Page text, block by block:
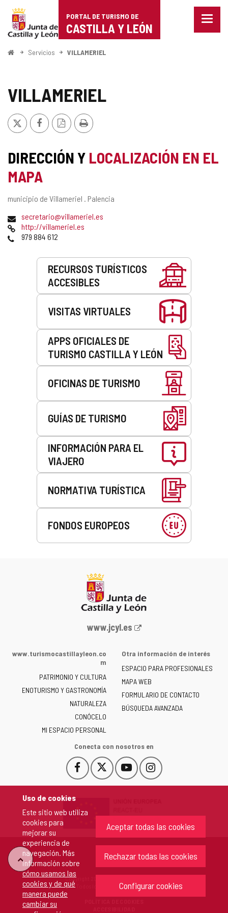
Uso de cookies
Este sitio web utiliza
cookies para
mejorar su
experiencia de
navegación. Más
información sobre
cómo usamos las
cookies y de qué
manera puede
cambiar su
Aceptar todas las cookies
Rechazar todas las cookies
Configurar cookies
Portal
de
Turismo
Castilla
León
PORTAL DE TURISMO DE
CASTILLA Y LEÓN
Menu
InicioServicios VILLAMERIEL
VILLAMERIEL
X FacebookVersión
PDF
Imprimir
DIRECCIÓN Y LOCALIZACIÓN EN EL
MAPA
Dirección
municipio de Villameriel . Palencia
Dirección
de
correo
secretario@villameriel.es
Página
Web
http://villameriel.es
Teléfonos
979 884 612
RECURSOS TURÍSTICOS
ACCESIBLES
VISITAS VIRTUALES
APPS OFICIALES DE
TURISMO CASTILLA Y LEÓN
OFICINAS DE TURISMO
GUÍAS DE TURISMO
INFORMACIÓN PARA EL
VIAJERO
NORMATIVA TURÍSTICA
FONDOS EUROPEOS
Portal
la
de
Castilla
y
León
-
www.jcyl.es
www.turismocastillayleon.co
m
PATRIMONIO Y CULTURA
ENOTURISMO Y GASTRONOMÍA
NATURALEZA
CONÓCELO
MI ESPACIO PERSONAL
Otra información de interés
ESPACIO PARA PROFESIONALES
MAPA WEB
FORMULARIO DE CONTACTO
BÚSQUEDA AVANZADA
Conecta con nosotros en
Facebook
Este
enlace
en
nueva.
Este
enlace
una
ventana
nueva.
YouTube
Este
enlace
una
ventana
nueva.
Instagram
Este
enlace
una
ventana
nueva.
"Volver
arriba"
Copyright 2026 - Junta de Castilla y León
Todos los derechos reservados.